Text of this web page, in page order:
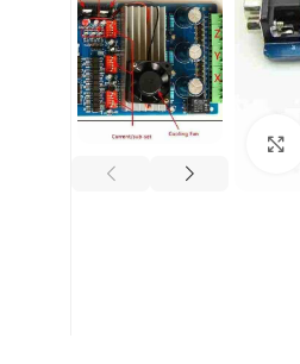
05 25 62 62 25
06 14 20 87 86